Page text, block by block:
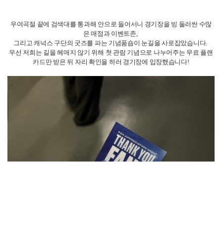
우여곡절 끝에 검색대를 통과해 안으로 들어서니 경기장을 빙 둘러싼 수많
은 매점과 이벤트존,
그리고 캐넉스 구단의 굿즈를 파는 기념품숍이 눈길을 사로잡았습니다.
우선 저희는 길을 헤매지 않기 위해 첫 관람 기념으로 나누어주는 무료 플랜
카드만 받은 뒤 자리 확인을 하러 경기장에 입장했습니다!